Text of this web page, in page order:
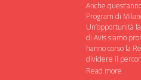
Anche
Program di
Un’opportunità
di Avis siamo
hanno corso la
dividere il
Read more